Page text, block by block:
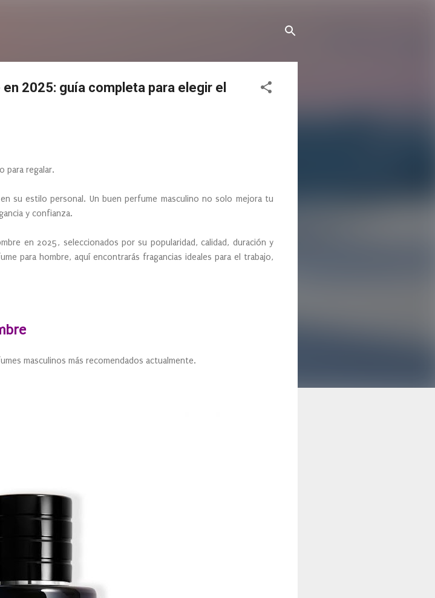
2025: guía completa para elegir el
para regalar.
su estilo personal. Un buen perfume masculino no solo mejora tu
y confianza.
en 2025, seleccionados por su popularidad, calidad, duración y
para hombre, aquí encontrarás fragancias ideales para el trabajo,
masculinos más recomendados actualmente.